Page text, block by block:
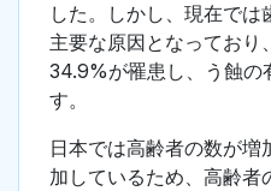
した。しかし、現在で
主要な原因となってお
34.9%が罹患し、う蝕の
す。
日本では高齢者の数が増
加しているため、高齢者